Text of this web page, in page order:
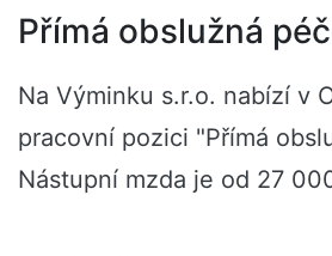
Přímá obslužná
Na Výminku s.r.o. nabízí v
pracovní pozici "Přímá
Nástupní mzda je od 27